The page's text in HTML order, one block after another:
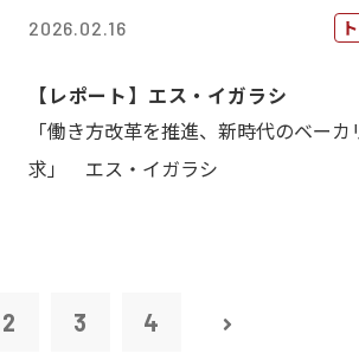
2026.02.16
【レポート】エス・イガラシ
「働き方改革を推進、新時代のベー
求」 エス・イガラシ
2 3 4